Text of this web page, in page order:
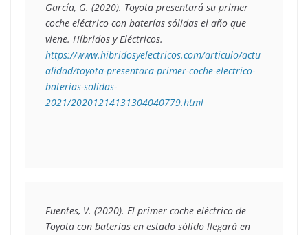
García, G. (2020). Toyota presentará su primer
coche eléctrico con baterías sólidas el año que
viene
https://www.hibridosyelectricos.com/articulo/actu
alidad/toyota-presentara-primer-coche-electrico-
baterias-solidas-
2021/20201214131304040779.html
Fuentes, V. (2020). El primer coche eléctrico de
Toyota con baterías en estado sólido llegará en